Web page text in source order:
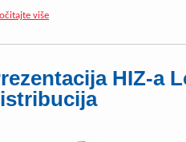
više
HIZ-a